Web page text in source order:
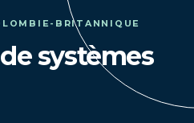
BRITANNIQUE
systèmes